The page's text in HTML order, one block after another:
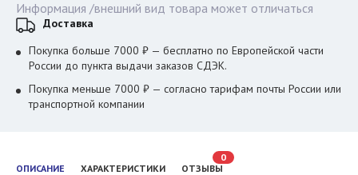
ОПИСАНИЕ ХАРАКТЕРИСТИКИ ОТЗЫВЫ
0
Информация /внешний вид товара может отличаться
Доставка
Покупка больше 7000 ₽ — бесплатно по Европейской части
России до пункта выдачи заказов СДЭК.
Покупка меньше 7000 ₽ — согласно тарифам почты России или
транспортной компании